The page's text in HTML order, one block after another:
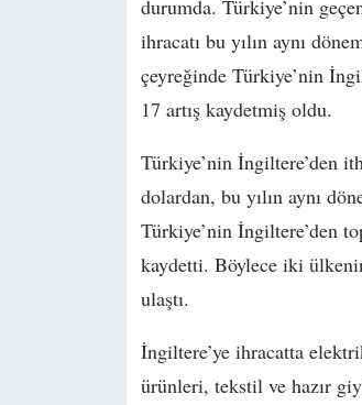
durumda. Türkiye’nin
ihracatı bu yılın aynı
çeyreğinde Türkiye’nin
17 artış kaydetmiş oldu.
Türkiye’nin İngiltere’den
dolardan, bu yılın aynı
Türkiye’nin İngiltere’den
kaydetti. Böylece iki
ulaştı.
İngiltere’ye ihracatta
ürünleri, tekstil ve hazır